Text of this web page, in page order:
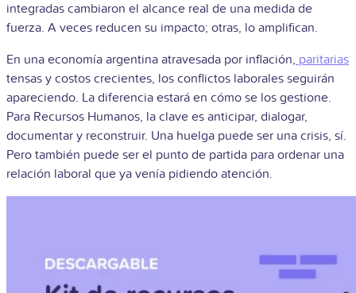
integradas cambiaron el alcance real de una medida de
fuerza. A veces reducen su impacto; otras, lo amplifican.
En una economía argentina atravesada por inflación, paritarias
tensas y costos crecientes, los conflictos laborales seguirán
apareciendo. La diferencia estará en cómo se los gestione.
Para Recursos Humanos, la clave es anticipar, dialogar,
documentar y reconstruir. Una huelga puede ser una crisis, sí.
Pero también puede ser el punto de partida para ordenar una
relación laboral que ya venía pidiendo atención.